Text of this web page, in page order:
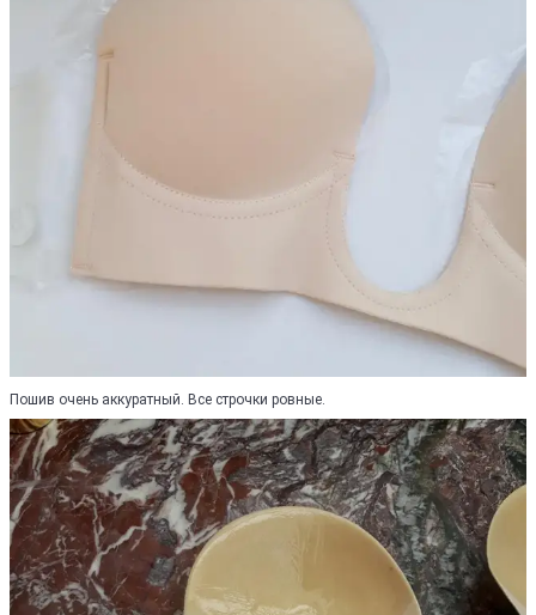
Пошив очень аккуратный. Все строчки ровные.